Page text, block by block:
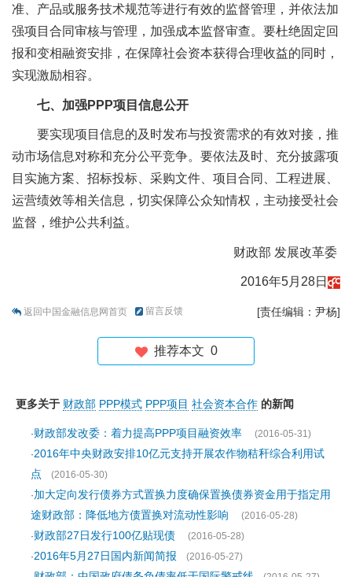
准、产品或服务技术规范等进行有效的监督管理，并依法加
强项目合同审核与管理，加强成本监督审查。要杜绝固定回
报和变相融资安排，在保障社会资本获得合理收益的同时，
实现激励相容。
七、加强PPP项目信息公开
要实现项目信息的及时发布与投资需求的有效对接，推
动市场信息对称和充分公平竞争。要依法及时、充分披露项
目实施方案、招标投标、采购文件、项目合同、工程进展、
运营绩效等相关信息，切实保障公众知情权，主动接受社会
监督，维护公共利益。
财政部 发展改革委
2016年5月28日
返回中国金融信息网首页 留言反馈 [责任编辑：尹杨]
推荐本文 0
更多关于 财政部 PPP模式 PPP项目 社会资本合作 的新闻
·财政部发改委：着力提高PPP项目融资效率
(2016-05-31)
·2016年中央财政安排10亿元支持开展农作物秸秆综合利用试
点
(2016-05-30)
·加大定向发行债券方式置换力度确保置换债券资金用于指定用
途财政部：降低地方债置换对流动性影响
(2016-05-28)
·财政部27日发行100亿贴现债
(2016-05-28)
·2016年5月27日国内新闻简报
(2016-05-27)